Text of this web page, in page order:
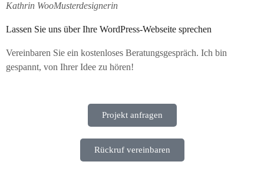
Kathrin WooMusterdesignerin
Lassen Sie uns über Ihre WordPress-Webseite sprechen
Vereinbaren Sie ein kostenloses Beratungsgespräch. Ich bin
gespannt, von Ihrer Idee zu hören!
Projekt anfragen
Rückruf vereinbaren